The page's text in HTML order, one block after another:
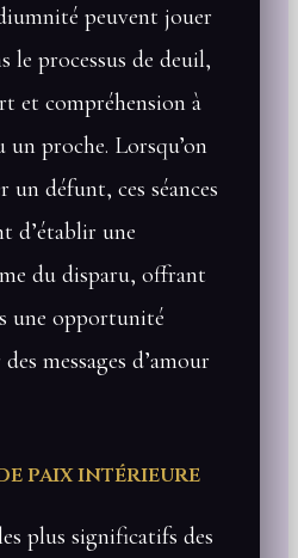
peuvent jouer
le processus de deuil,
et compréhension à
proche. Lorsqu’on
un défunt, ces séances
d’établir une
du disparu, offrant
une opportunité
messages d’amour
paix intérieure
plus significatifs des